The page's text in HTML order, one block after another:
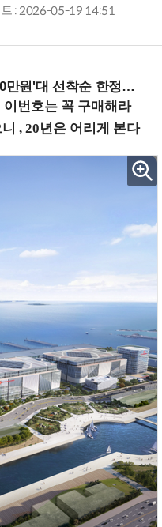
트 : 2026-05-19 14:51
'대 선착순 한정판매!